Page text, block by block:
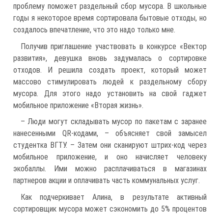
проблему поможет раздельный сбор мусора. В школьные
годы я некоторое время сортировала бытовые отходы, но
создалось впечатление, что это надо только мне.
Получив приглашение участвовать в конкурсе «Вектор
развития», девушка вновь задумалась о сортировке
отходов. И решила создать проект, который может
массово стимулировать людей к раздельному сбору
мусора. Для этого надо установить на свой гаджет
мобильное приложение «Вторая жизнь».
– Люди могут складывать мусор по пакетам с заранее
нанесенными QR-кодами, – объясняет свой замысел
студентка ВГТУ. – Затем они сканируют штрих-код через
мобильное приложение, и оно начисляет человеку
экобаллы. Ими можно расплачиваться в магазинах
партнеров акции и оплачивать часть коммунальных услуг.
Как подчеркивает Алина, в результате активный
сортировщик мусора может сэкономить до 5% процентов